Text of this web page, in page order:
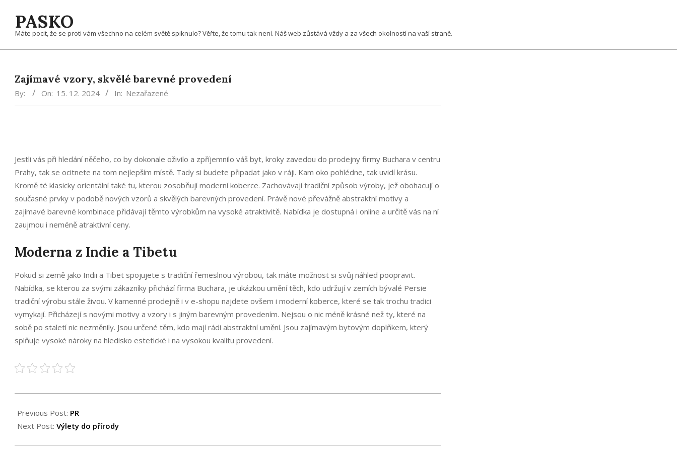
contentPASKO
Máte pocit, že se proti vám všechno na celém světě spiknulo? Věřte, že tomu tak není. Náš web zůstává vždy a za všech okolností na vaší straně.
Zajímavé vzory, skvělé barevné provedení
By: On: 15. 12. 2024 In: Nezařazené
Jestli vás při hledání něčeho, co by dokonale oživilo a zpříjemnilo váš byt, kroky zavedou do prodejny firmy Buchara v centru
Prahy, tak se ocitnete na tom nejlepším místě. Tady si budete připadat jako v ráji. Kam oko pohlédne, tak uvidí krásu.
Kromě té klasicky orientální také tu, kterou zosobňují moderní koberce. Zachovávají tradiční způsob výroby, jež obohacují o
současné prvky v podobě nových vzorů a skvělých barevných provedení. Právě nové převážně abstraktní motivy a
zajímavé barevné kombinace přidávají těmto výrobkům na vysoké atraktivitě. Nabídka je dostupná i online a určitě vás na ní
zaujmou i neméně atraktivní ceny.
Moderna z Indie a Tibetu
Pokud si země jako Indii a Tibet spojujete s tradiční řemeslnou výrobou, tak máte možnost si svůj náhled poopravit.
Nabídka, se kterou za svými zákazníky přichází firma Buchara, je ukázkou umění těch, kdo udržují v zemích bývalé Persie
tradiční výrobu stále živou. V kamenné prodejně i v e-shopu najdete ovšem i moderní koberce, které se tak trochu tradici
vymykají. Přicházejí s novými motivy a vzory i s jiným barevným provedením. Nejsou o nic méně krásné než ty, které na
sobě po staletí nic nezměnily. Jsou určené těm, kdo mají rádi abstraktní umění. Jsou zajímavým bytovým doplňkem, který
splňuje vysoké nároky na hledisko estetické i na vysokou kvalitu provedení.
12-
15
Previous Post: PR
Next Post: Výlety do přírody